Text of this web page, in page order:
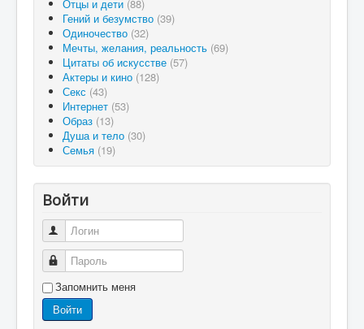
Отцы и дети (88)
Гений и безумство (39)
Одиночество (32)
Мечты, желания, реальность (69)
Цитаты об искусстве (57)
Актеры и кино (128)
Секс (43)
Интернет (53)
Образ (13)
Душа и тело (30)
Семья (19)
Войти
Логин
Пароль
Запомнить меня
Войти